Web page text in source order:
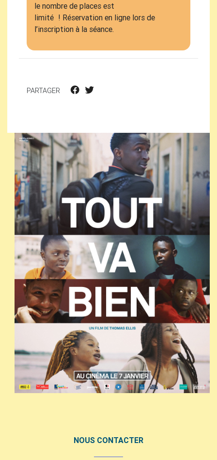
le nombre de places est
limité ! Réservation en ligne lors de
l’inscription à la séance.
PARTAGER
NOUS CONTACTER